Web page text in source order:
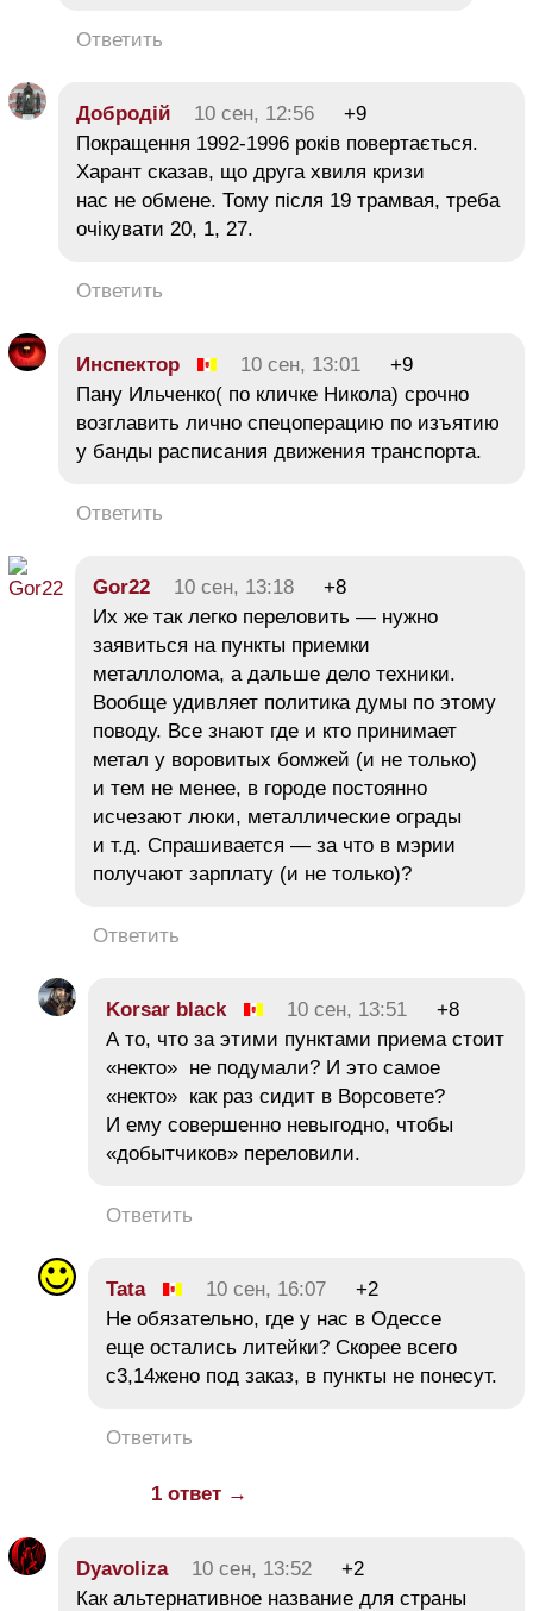
Ответить
Добродій 10 сен, 12:56
+9
Покращення 1992-1996 років повертається.
Харант сказав, що друга хвиля кризи
нас не обмене. Тому після 19 трамвая, треба
очікувати 20, 1, 27.
Ответить
Инспектор 10 сен, 13:01
+9
Пану Ильченко( по кличке Никола) срочно
возглавить лично спецоперацию по изъятию
у банды расписания движения транспорта.
Ответить
Gor22 10 сен, 13:18
+8
Их же так легко переловить — нужно
заявиться на пункты приемки
металлолома, а дальше дело техники.
Вообще удивляет политика думы по этому
поводу. Все знают где и кто принимает
метал у воровитых бомжей (и не только)
и тем не менее, в городе постоянно
исчезают люки, металлические ограды
и т.д. Спрашивается — за что в мэрии
получают зарплату (и не только)?
Ответить
Korsar black 10 сен, 13:51
+8
А то, что за этими пунктами приема стоит
«некто» не подумали? И это самое
«некто» как раз сидит в Ворсовете?
И ему совершенно невыгодно, чтобы
«добытчиков» переловили.
Ответить
Tata 10 сен, 16:07
+2
Не обязательно, где у нас в Одессе
еще остались литейки? Скорее всего
с3,14жено под заказ, в пункты не понесут.
Ответить
1 ответ →
Dyavoliza 10 сен, 13:52
+2
Как альтернативное название для страны